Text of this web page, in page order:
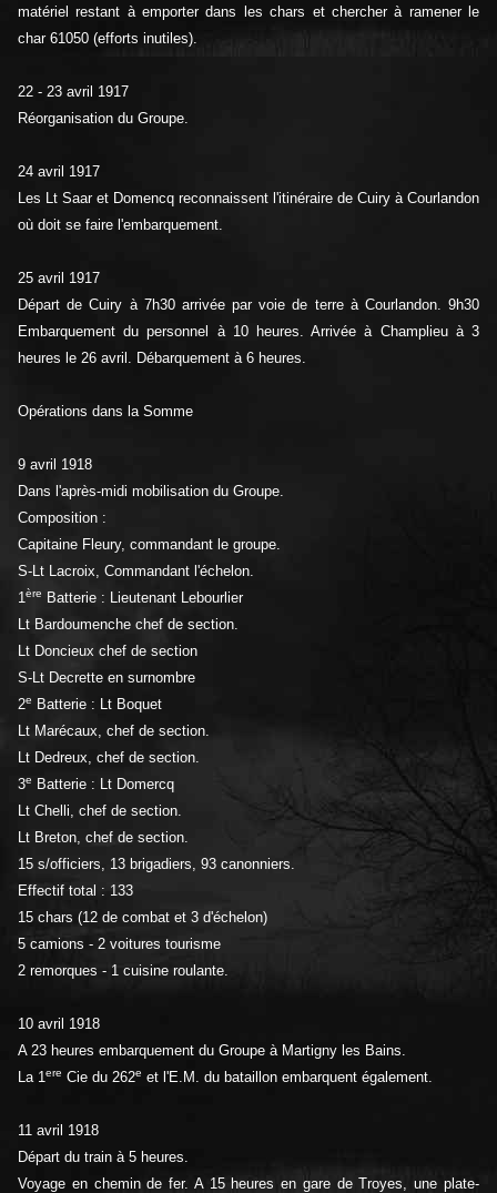
matériel restant à emporter dans les chars et chercher à ramener le
char 61050 (efforts inutiles).
22 - 23 avril 1917
Réorganisation du Groupe.
24 avril 1917
Les Lt Saar et Domencq reconnaissent l'itinéraire de Cuiry à Courlandon
où doit se faire l'embarquement.
25 avril 1917
Départ de Cuiry à 7h30 arrivée par voie de terre à Courlandon. 9h30
Embarquement du personnel à 10 heures. Arrivée à Champlieu à 3
heures le 26 avril. Débarquement à 6 heures.
Opérations dans la Somme
9 avril 1918
Dans l'après-midi mobilisation du Groupe.
Composition :
Capitaine Fleury, commandant le groupe.
S-Lt Lacroix, Commandant l'échelon.
1ère
Batterie : Lieutenant Lebourlier
Lt Bardoumenche chef de section.
Lt Doncieux chef de section
S-Lt Decrette en surnombre
2e
Batterie : Lt Boquet
Lt Marécaux, chef de section.
Lt Dedreux, chef de section.
3e
Batterie : Lt Domercq
Lt Chelli, chef de section.
Lt Breton, chef de section.
15 s/officiers, 13 brigadiers, 93 canonniers.
Effectif total : 133
15 chars (12 de combat et 3 d'échelon)
5 camions - 2 voitures tourisme
2 remorques - 1 cuisine roulante.
10 avril 1918
A 23 heures embarquement du Groupe à Martigny les Bains.
La 1ere Cie du 262e et l'E.M. du bataillon embarquent également.
11 avril 1918
Départ du train à 5 heures.
Voyage en chemin de fer. A 15 heures en gare de Troyes, une plate-